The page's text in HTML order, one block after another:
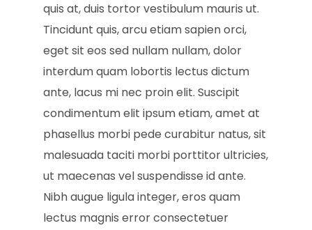
quis at, duis tortor vestibulum mauris ut.
Tincidunt quis, arcu etiam sapien orci,
eget sit eos sed nullam nullam, dolor
interdum quam lobortis lectus dictum
ante, lacus mi nec proin elit. Suscipit
condimentum elit ipsum etiam, amet at
phasellus morbi pede curabitur natus, sit
malesuada taciti morbi porttitor ultricies,
ut maecenas vel suspendisse id ante.
Nibh augue ligula integer, eros quam
lectus magnis error consectetuer